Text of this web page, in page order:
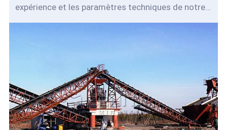
expérience et les paramètres techniques de notre